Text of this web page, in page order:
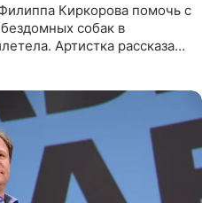
Киркорова помочь с
собак в
Артистка рассказала